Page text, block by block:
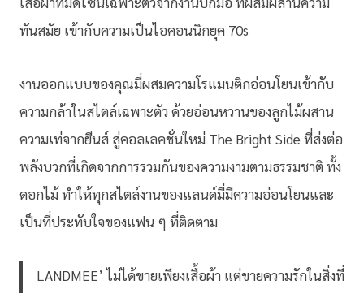
ทันสมัย เข้ากับความเป็นไอคอนนิกยุค 70s
งานออกแบบของคุณมี่ผสมความโรแมนติกอ่อนโยนเข้ากับ
ความกล้าในสไตล์เฉพาะตัว ด้วยอ่อนหวานของลูกไม้ผสาน
ความเท่จากยีนส์ สู่คอลเลคชั่นใหม่ The Bright Side ที่ส่งต่อ
พลังบวกที่เกิดจากการรวมกันของความงามตามธรรมชาติ ทั้ง
ดอกไม้ ทำให้ทุกสไตล์งานของแลนด์มี่มีความอ่อนโยนและ
เป็นที่ประทับใจของแฟน ๆ ที่ติดตาม
LANDMEE’ ไม่ได้ขายเพียงเสื้อผ้า แต่ขายความรักในสิ่งที่